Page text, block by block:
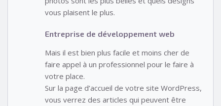
vous plaisent le plus.
Entreprise de développement web
Mais il est bien plus facile et moins cher de
faire appel à un professionnel pour le faire à
votre place.
Sur la page d’accueil de votre site WordPress,
vous verrez des articles qui peuvent être